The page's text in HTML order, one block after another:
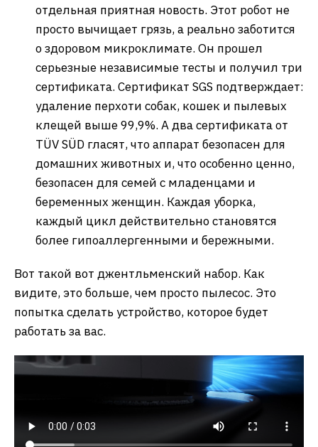
отдельная приятная новость. Этот робот не
просто вычищает грязь, а реально заботится
о здоровом микроклимате. Он прошел
серьезные независимые тесты и получил три
сертификата. Сертификат SGS подтверждает:
удаление перхоти собак, кошек и пылевых
клещей выше 99,9%. А два сертификата от
TÜV SÜD гласят, что аппарат безопасен для
домашних животных и, что особенно ценно,
безопасен для семей с младенцами и
беременных женщин. Каждая уборка,
каждый цикл действительно становятся
более гипоаллергенными и бережными.
Вот такой вот джентльменский набор. Как
видите, это больше, чем просто пылесос. Это
попытка сделать устройство, которое будет
работать за вас.